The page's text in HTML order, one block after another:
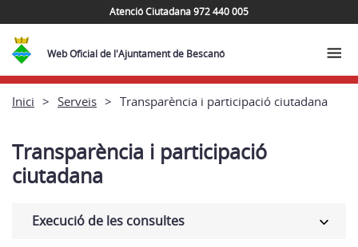
Atenció Ciutadana 972 440 005
Web Oficial de l'Ajuntament de Bescanó
Inici Serveis Transparència i participació ciutadana
Transparència i participació
ciutadana
Execució de les consultes